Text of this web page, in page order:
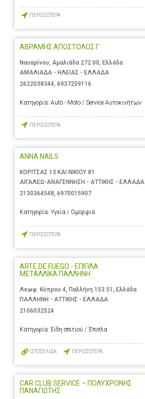
ΠΕΡΙΣΣΟΤΕΡΑ
ΑΒΡΑΜΗΣ ΑΠΟΣΤΟΛΟΣ Γ
Ναυαρίνου, Αμαλιάδα 272 00, Ελλάδα
ΑΜΑΛΙΑΔΑ - ΗΛΕΙΑΣ - ΕΛΛΑΔΑ
2622038344, 6937259116
Κατηγορία: Auto - Moto / Service Αυτοκινήτων
ΠΕΡΙΣΣΟΤΕΡΑ
ANNA NAILS
ΚΟΡΙΤΣΑΣ 13 ΚΑΙ ΝΙΚΙΟΥ 81
ΑΙΓΑΛΕΩ-ΑΝΑΓΕΝΝΗΣΗ - ΑΤΤΙΚΗΣ - ΕΛΛΑΔΑ
2130364548, 6970015907
Κατηγορία: Υγεία / Ομορφιά
ΠΕΡΙΣΣΟΤΕΡΑ
ARTE DE FUEGO - ΕΠΙΠΛΑ
ΜΕΤΑΛΛΙΚΑ ΠΑΛΛΗΝΗ
Λεωφ. Κύπρου 4, Παλλήνη 153 51, Ελλάδα
ΠΑΛΛΗΝΗ - ΑΤΤΙΚΗΣ - ΕΛΛΑΔΑ
2106032524
Κατηγορία: Είδη σπιτιού / Έπιπλα
ΙΣΤΟΣΕΛΙΔΑ ΠΕΡΙΣΣΟΤΕΡΑ
CAR CLUB SERVICE – ΠΟΛΥΧΡΟΝΗΣ
ΠΑΝΑΓΙΩΤΗΣ